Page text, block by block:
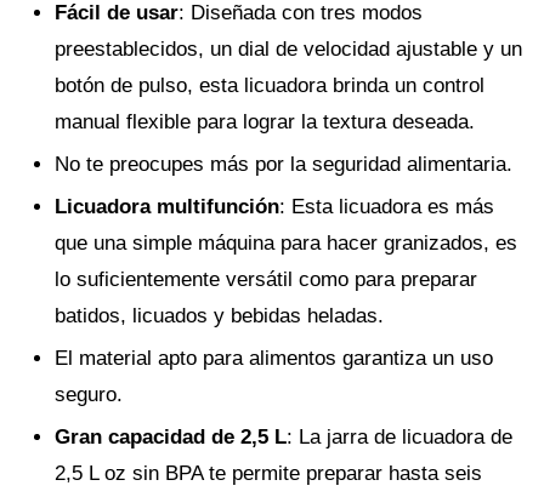
Fácil de usar: Diseñada con tres modos
preestablecidos, un dial de velocidad ajustable y un
botón de pulso, esta licuadora brinda un control
manual flexible para lograr la textura deseada.
No te preocupes más por la seguridad alimentaria.
Licuadora multifunción: Esta licuadora es más
que una simple máquina para hacer granizados, es
lo suficientemente versátil como para preparar
batidos, licuados y bebidas heladas.
El material apto para alimentos garantiza un uso
seguro.
Gran capacidad de 2,5 L: La jarra de licuadora de
2,5 L oz sin BPA te permite preparar hasta seis